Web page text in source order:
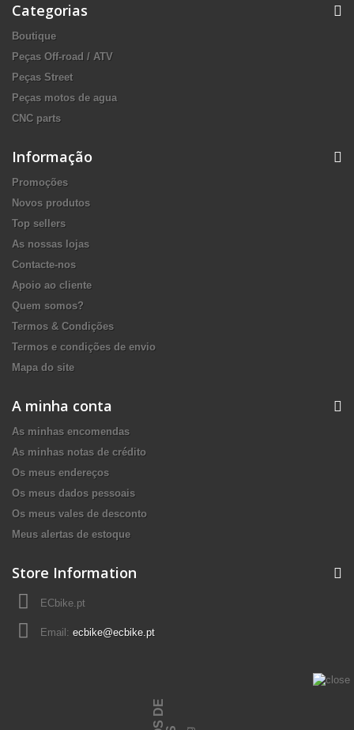
Categorias
Boutique
Peças Off-road / ATV
Peças Street
Peças motos de agua
CNC parts
Informação
Promoções
Novos produtos
Top sellers
As nossas lojas
Contacte-nos
Apoio ao cliente
Quem somos?
Termos & Condições
Termos e condições de envio
Mapa do site
A minha conta
As minhas encomendas
As minhas notas de crédito
Os meus endereços
Os meus dados pessoais
Os meus vales de desconto
Meus alertas de estoque
Store Information
ECbike.pt
Email: ecbike@ecbike.pt